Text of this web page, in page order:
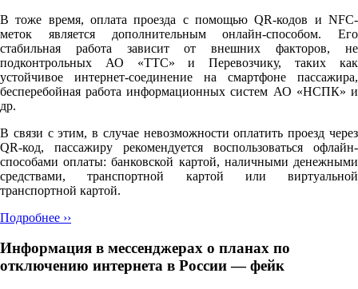
В тоже время, оплата проезда с помощью QR-кодов и NFC-
меток является дополнительным онлайн-способом. Его
стабильная работа зависит от внешних факторов, не
подконтрольных АО «ТТС» и Перевозчику, таких как
устойчивое интернет-соединение на смартфоне пассажира,
бесперебойная работа информационных систем АО «НСПК» и
др.
В связи с этим, в случае невозможности оплатить проезд через
QR-код, пассажиру рекомендуется воспользоваться офлайн-
способами оплаты: банковской картой, наличными денежными
средствами, транспортной картой или виртуальной
транспортной картой.
Подробнее ››
Информация в мессенджерах о планах по
отключению интернета в России — фейк